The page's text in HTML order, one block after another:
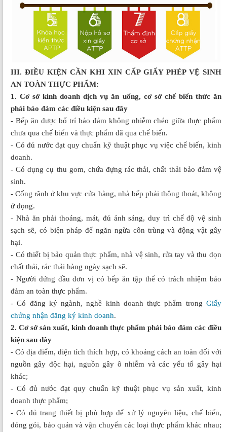
III. ĐIỀU KIỆN CẦN KHI XIN CẤP GIẤY PHÉP VỆ SINH
AN TOÀN THỰC PHẨM:
1. Cơ sở kinh doanh dịch vụ ăn uống, cơ sở chế biến thức ăn
phải bảo đảm các điều kiện sau đây
- Bếp ăn được bố trí bảo đảm không nhiễm chéo giữa thực phẩm
chưa qua chế biến và thực phẩm đã qua chế biến.
- Có đủ nước đạt quy chuẩn kỹ thuật phục vụ việc chế biến, kinh
doanh.
- Có dụng cụ thu gom, chứa đựng rác thải, chất thải bảo đảm vệ
sinh.
- Cống rãnh ở khu vực cửa hàng, nhà bếp phải thông thoát, không
ứ đọng.
- Nhà ăn phải thoáng, mát, đủ ánh sáng, duy trì chế độ vệ sinh
sạch sẽ, có biện pháp để ngăn ngừa côn trùng và động vật gây
hại.
- Có thiết bị bảo quản thực phẩm, nhà vệ sinh, rửa tay và thu dọn
chất thải, rác thải hàng ngày sạch sẽ.
- Người đứng đầu đơn vị có bếp ăn tập thể có trách nhiệm bảo
đảm an toàn thực phẩm.
- Có đăng ký ngành, nghề kinh doanh thực phẩm trong Giấy
chứng nhận đăng ký kinh doanh.
2. Cơ sở sản xuất, kinh doanh thực phẩm phải bảo đảm các điều
kiện sau đây
- Có địa điểm, diện tích thích hợp, có khoảng cách an toàn đối với
nguồn gây độc hại, nguồn gây ô nhiễm và các yếu tố gây hại
khác;
- Có đủ nước đạt quy chuẩn kỹ thuật phục vụ sản xuất, kinh
doanh thực phẩm;
- Có đủ trang thiết bị phù hợp để xử lý nguyên liệu, chế biến,
đóng gói, bảo quản và vận chuyển các loại thực phẩm khác nhau;